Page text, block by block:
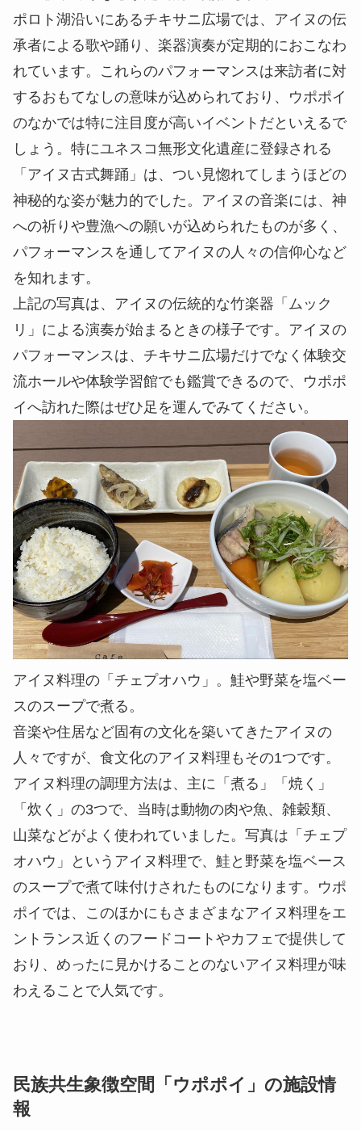
アイヌ民族の伝統家屋「チセ」。実際に中に入るこ
ともできる。
アイヌ文化を知るうえで、「チセ」というアイヌの
人々専用住居の存在は欠かせません。壁や骨組みに
はすべて自然のものが使われており、金属類は一切
使われることなく木や草だけで家が作り上げられて
います。残念ながら内部の写真を掲載することはで
きませんが、チセの内部はかなり本格的に作り込ま
れていたのが印象的でした。家のなかには「神窓」
と呼ばれる神様が出入りする道があり、現代の日本
人にはないアイヌならではの宗教観に触れられま
す。
チキサニ広場でパフォーマンスが始まる様子。アイ
ヌの歌や踊りなどが定期的に開催される。
ポロト湖沿いにあるチキサニ広場では、アイヌの伝
承者による歌や踊り、楽器演奏が定期的におこなわ
れています。これらのパフォーマンスは来訪者に対
するおもてなしの意味が込められており、ウポポイ
のなかでは特に注目度が高いイベントだといえるで
しょう。特にユネスコ無形文化遺産に登録される
「アイヌ古式舞踊」は、つい見惚れてしまうほどの